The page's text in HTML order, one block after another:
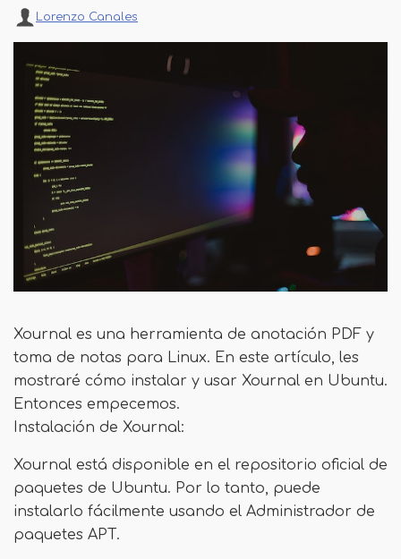
Lorenzo Canales
Xournal es una herramienta de anotación PDF y
toma de notas para Linux. En este artículo, les
mostraré cómo instalar y usar Xournal en Ubuntu.
Entonces empecemos.
Instalación de Xournal:
Xournal está disponible en el repositorio oficial de
paquetes de Ubuntu. Por lo tanto, puede
instalarlo fácilmente usando el Administrador de
paquetes APT.